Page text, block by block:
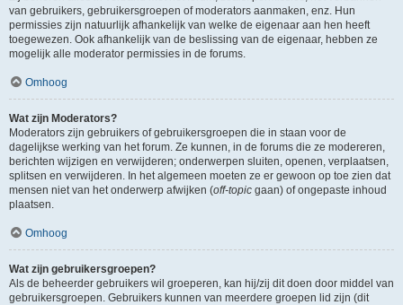
van gebruikers, gebruikersgroepen of moderators aanmaken, enz. Hun
permissies zijn natuurlijk afhankelijk van welke de eigenaar aan hen heeft
toegewezen. Ook afhankelijk van de beslissing van de eigenaar, hebben ze
mogelijk alle moderator permissies in de forums.
Omhoog
Wat zijn Moderators?
Moderators zijn gebruikers of gebruikersgroepen die in staan voor de
dagelijkse werking van het forum. Ze kunnen, in de forums die ze modereren,
berichten wijzigen en verwijderen; onderwerpen sluiten, openen, verplaatsen,
splitsen en verwijderen. In het algemeen moeten ze er gewoon op toe zien dat
mensen niet van het onderwerp afwijken (off-topic gaan) of ongepaste inhoud
plaatsen.
Omhoog
Wat zijn gebruikersgroepen?
Als de beheerder gebruikers wil groeperen, kan hij/zij dit doen door middel van
gebruikersgroepen. Gebruikers kunnen van meerdere groepen lid zijn (dit